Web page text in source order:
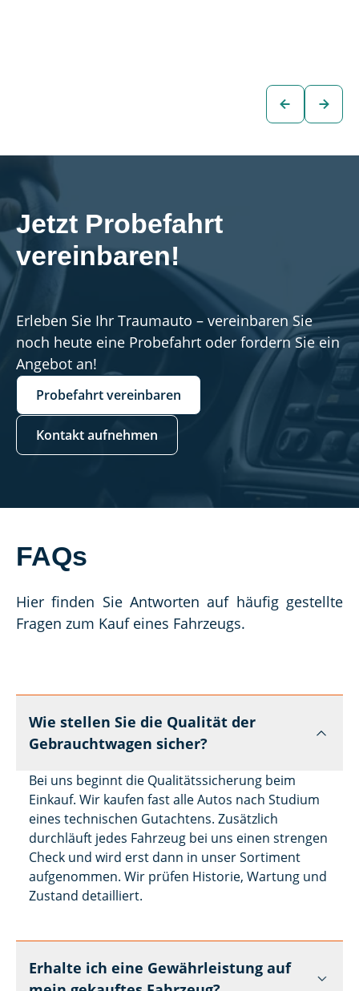
Fahrzeug
Jetzt Probefahrt
vereinbaren!
Erleben Sie Ihr Traumauto – vereinbaren Sie
noch heute eine Probefahrt oder fordern Sie ein
Angebot an!
Probefahrt vereinbaren
Kontakt aufnehmen
FAQs
Hier finden Sie Antworten auf häufig gestellte
Fragen zum Kauf eines Fahrzeugs.
Wie stellen Sie die Qualität der
Gebrauchtwagen sicher?
Bei uns beginnt die Qualitätssicherung beim
Einkauf. Wir kaufen fast alle Autos nach Studium
eines technischen Gutachtens. Zusätzlich
durchläuft jedes Fahrzeug bei uns einen strengen
Check und wird erst dann in unser Sortiment
aufgenommen. Wir prüfen Historie, Wartung und
Zustand detailliert.
Erhalte ich eine Gewährleistung auf